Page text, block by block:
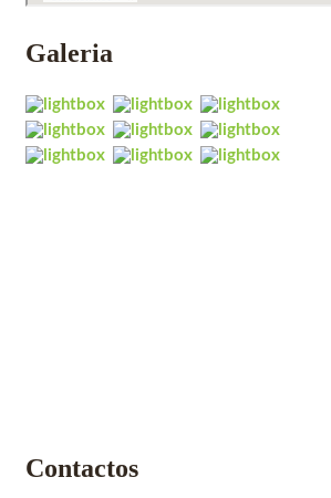
Galeria
Contactos